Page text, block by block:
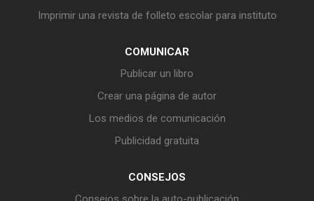
Imprimir una revista de folleto escolar para instituto
COMUNICAR
Publicar un libro
Crear una página de autor
Los medios de comunicación
Publicidad gratuita
CONSEJOS